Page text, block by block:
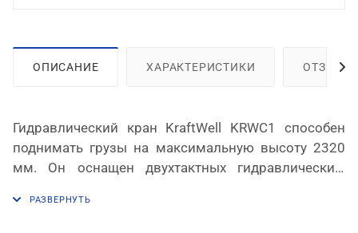
ОПИСАНИЕ ХАРАКТЕРИСТИКИ ОТЗЫВЫ
Гидравлический кран KraftWell
KRWC1 способен
поднимать грузы на максимальную высоту 2320
мм. Он оснащен двухтактных гидравлическим
несколько положений стрелы. Устройство